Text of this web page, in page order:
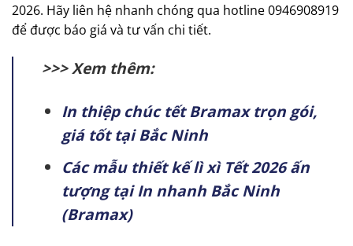
2026. Hãy liên hệ nhanh chóng qua hotline 0946908919
để được báo giá và tư vấn chi tiết.
>>> Xem thêm:
In thiệp chúc tết Bramax trọn gói,
giá tốt tại Bắc Ninh
Các mẫu thiết kế lì xì Tết 2026 ấn
tượng tại In nhanh Bắc Ninh
(Bramax)